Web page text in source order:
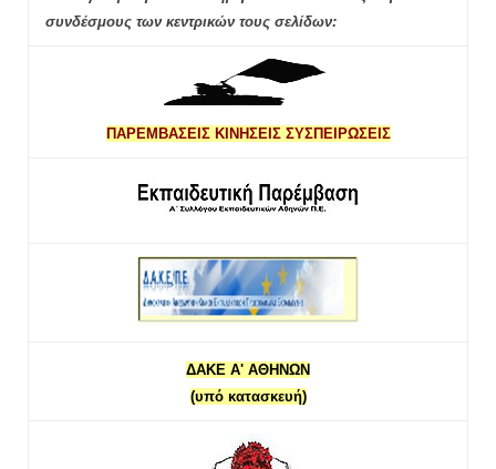
συνδέσμους των κεντρικών τους σελίδων:
ΠΑΡΕΜΒΑΣΕΙΣ ΚΙΝΗΣΕΙΣ ΣΥΣΠΕΙΡΩΣΕΙΣ
ΔΑΚΕ Α' ΑΘΗΝΩΝ
(υπό κατασκευή)